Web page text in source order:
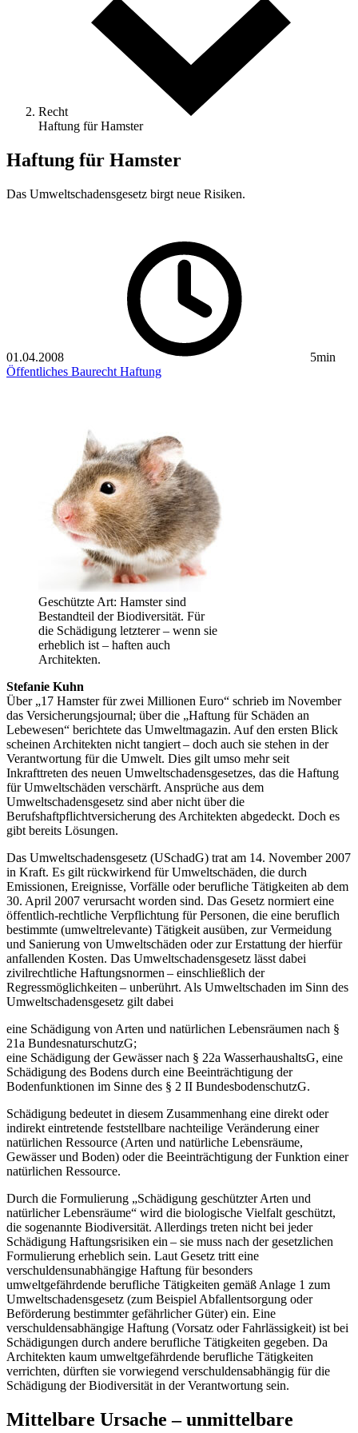
Recht
Haftung für Hamster
Haftung für Hamster
Das Umweltschadensgesetz birgt neue Risiken.
01.04.2008
5min
Öffentliches Baurecht Haftung
Geschützte Art: Hamster sind
Bestandteil der Biodiversität. Für
die Schädigung letzterer – wenn sie
erheblich ist – haften auch
Architekten.
Stefanie Kuhn
Über „17 Hamster für zwei Millionen Euro“ schrieb im November
das Versicherungsjournal; über die „Haftung für Schäden an
Lebewesen“ berichtete das Umweltmagazin. Auf den ersten Blick
scheinen Architekten nicht tangiert – doch auch sie stehen in der
Verantwortung für die Umwelt. Dies gilt umso mehr seit
Inkrafttreten des neuen Umweltschadensgesetzes, das die Haftung
für Umweltschäden verschärft. Ansprüche aus dem
Umweltschadensgesetz sind aber nicht über die
Berufshaftpflichtversicherung des Architekten abgedeckt. Doch es
gibt bereits Lösungen.
Das Umweltschadensgesetz (USchadG) trat am 14. November 2007
in Kraft. Es gilt rückwirkend für Umweltschäden, die durch
Emissionen, Ereignisse, Vorfälle oder berufliche Tätigkeiten ab dem
30. April 2007 verursacht worden sind. Das Gesetz normiert eine
öffentlich-rechtliche Verpflichtung für Personen, die eine beruflich
bestimmte (umweltrelevante) Tätigkeit ausüben, zur Vermeidung
und ­Sanierung von Umweltschäden oder zur Erstattung der hierfür
anfallenden Kosten. Das Umweltschadensgesetz lässt dabei
zivilrechtliche Haftungsnormen – einschließlich der
Regressmöglichkeiten – unberührt. Als Umweltschaden im Sinn des
Umweltschadensgesetz gilt dabei
eine Schädigung von Arten und natürlichen Lebensräumen nach §
21a BundesnaturschutzG;
eine Schädigung der Gewässer nach § 22a WasserhaushaltsG, eine
Schädigung des Bodens durch eine Beeinträchtigung der
Bodenfunktionen im Sinne des § 2 II BundesbodenschutzG.
Schädigung bedeutet in diesem Zusammenhang eine ­direkt oder
indirekt eintretende feststellbare nachteilige Veränderung einer
natürlichen Ressource (Arten und natürliche Lebensräume,
Gewässer und Boden) oder die Beeinträchtigung der Funktion einer
natürlichen Ressource.
Durch die Formulierung „Schädigung geschützter Arten und
natürlicher Lebensräume“ wird die biologische Vielfalt geschützt,
die sogenannte Biodiversität. Allerdings treten nicht bei jeder
Schädigung Haftungsrisiken ein – sie muss nach der gesetzlichen
Formulierung erheblich sein. Laut Gesetz tritt eine
verschuldensunabhängige Haftung für besonders
umweltgefährdende berufliche Tätigkeiten gemäß Anlage 1 zum
Umweltschadensgesetz (zum Beispiel Abfall­entsorgung oder
Beförderung bestimmter gefährlicher Güter) ein. Eine
verschuldensabhängige Haftung (Vorsatz oder Fahrlässigkeit) ist bei
Schädigungen durch andere berufliche Tätigkeiten gegeben. Da
Architekten kaum umweltgefährdende berufliche Tätigkeiten
verrichten, dürften sie vorwiegend verschuldensabhängig für die
Schädigung der Biodiversität in der Verantwortung sein.
Mittelbare Ursache – unmittelbare